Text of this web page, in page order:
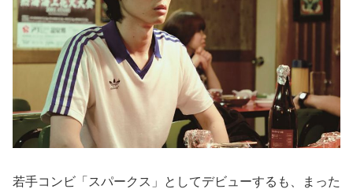
若手コンビ「スパークス」としてデビューするも、まった